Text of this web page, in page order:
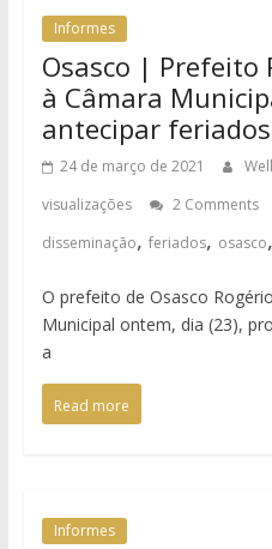
Informes
Osasco | Prefeito
à Câmara
antecipar feriados
24 de março de 2021
visualizações
2 Comments
disseminação, feriados, osasco,
O prefeito de Osasco
Municipal ontem, dia (23),
a
Read more
Informes